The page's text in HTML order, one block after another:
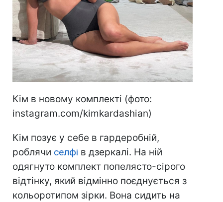
Кім в новому комплекті (фото:
instagram.com/kimkardashian)
Кім позує у себе в гардеробній,
роблячи селфі в дзеркалі. На ній
одягнуто комплект попелясто-сірого
відтінку, який відмінно поєднується з
кольоротипом зірки. Вона сидить на